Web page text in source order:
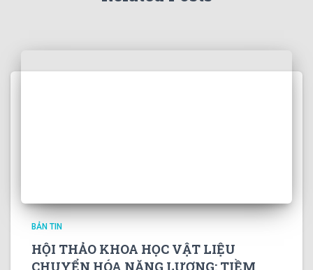
BẢN TIN
HỘI THẢO KHOA HỌC VẬT LIỆU